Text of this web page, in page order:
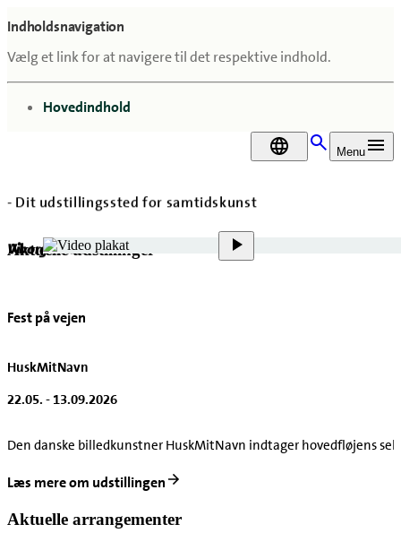
Indholdsnavigation
Vælg et link for at navigere til det respektive indhold.
gå til
Hovedindhold
DA Menu
- Dit udstillingssted for samtidskunst
Viborg Kunsthal
Aktuelle udstillinger
Fest på vejen
HuskMitNavn
22.05. - 13.09.2026
Den danske billedkunstner HuskMitNavn indtager hovedfløjens
Læs mere om udstillingen
Aktuelle arrangementer